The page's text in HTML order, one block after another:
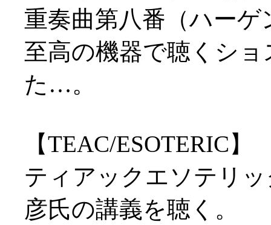
重奏曲第八番（ハーゲ
至高の機器で聴くシ
た…。
【TEAC/ESOTERIC】
ティアックエソテリ
彦氏の講義を聴く。